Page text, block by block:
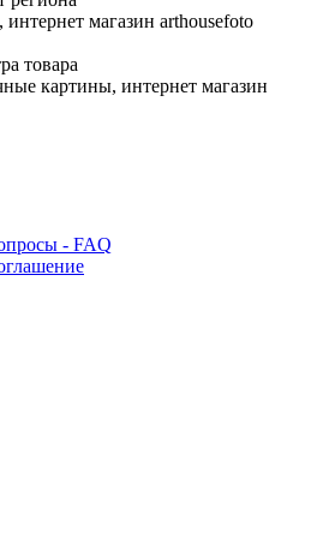
товара
- FAQ